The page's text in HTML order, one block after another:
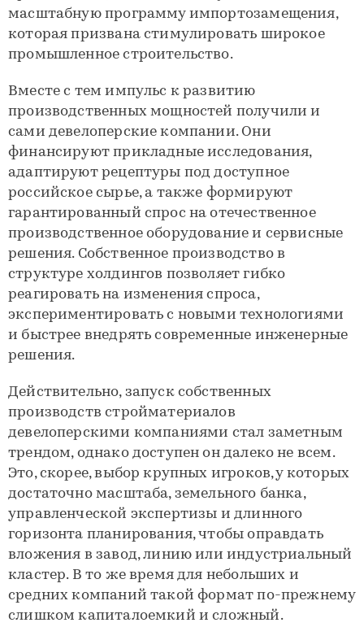
масштабную программу импортозамещения,
которая призвана стимулировать широкое
промышленное строительство.
Вместе с тем импульс к развитию
производственных мощностей получили и
сами девелоперские компании. Они
финансируют прикладные исследования,
адаптируют рецептуры под доступное
российское сырье, а также формируют
гарантированный спрос на отечественное
производственное оборудование и сервисные
решения. Собственное производство в
структуре холдингов позволяет гибко
реагировать на изменения спроса,
экспериментировать с новыми технологиями
и быстрее внедрять современные инженерные
решения.
Действительно, запуск собственных
производств стройматериалов
девелоперскими компаниями стал заметным
трендом, однако доступен он далеко не всем.
Это, скорее, выбор крупных игроков, у которых
достаточно масштаба, земельного банка,
управленческой экспертизы и длинного
горизонта планирования, чтобы оправдать
вложения в завод, линию или индустриальный
кластер. В то же время для небольших и
средних компаний такой формат по-прежнему
слишком капиталоемкий и сложный.